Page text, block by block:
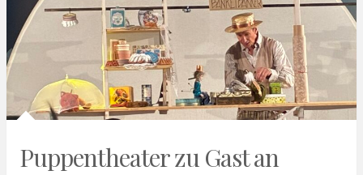
Puppentheater zu Gast an